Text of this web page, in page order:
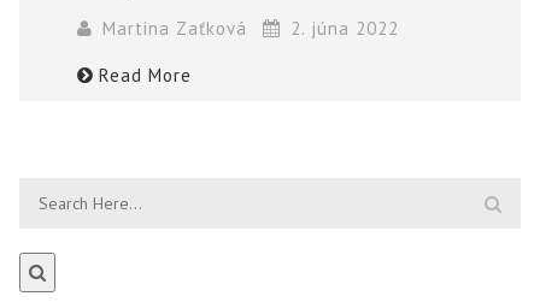
Martina Zaťková
2. júna 2022
Read More